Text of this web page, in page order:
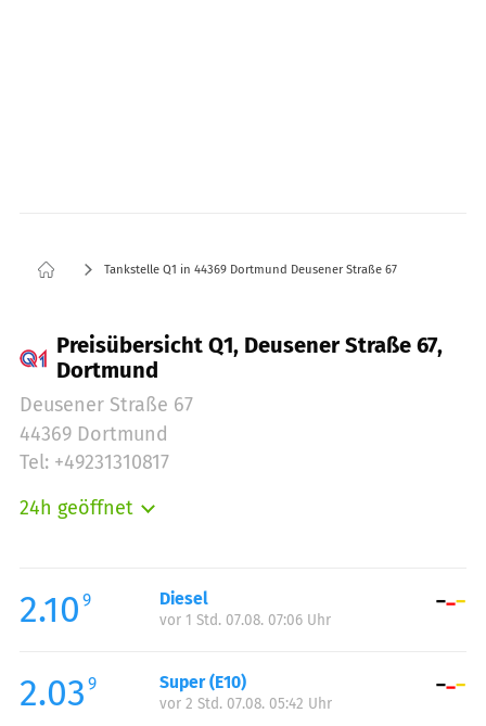
Tankstelle Q1 in 44369 Dortmund Deusener Straße 67
Preisübersicht Q1, Deusener Straße 67,
Dortmund
Deusener Straße 67
44369 Dortmund
Tel: +49231310817
24h geöffnet
Mittwoch:
00:00-23:59
Donnerstag:
Samstag:
00:00-23:59
Sonntag:
2.10 9 Diesel
vor 1 Std. 07.08. 07:06 Uhr
2.03 9 Super (E10)
vor 2 Std. 07.08. 05:42 Uhr